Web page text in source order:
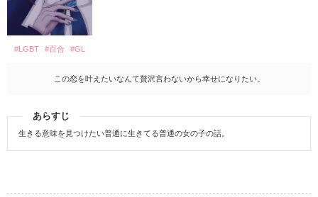
#LGBT #百合 #GL
この恋を叶えたいなんて贅沢言わないから幸せになりたい。
あらすじ
生きる意味を見つけたい普通に生きてる普通の女の子の話。